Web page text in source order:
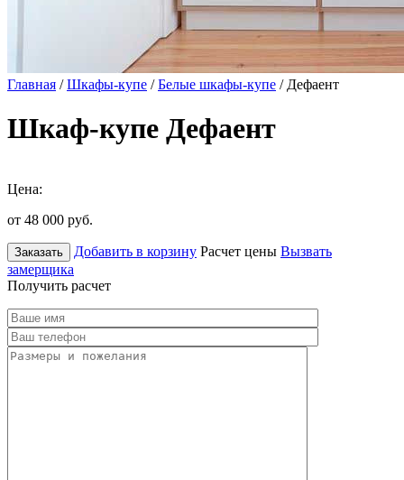
Главная /Шкафы-купе /Белые шкафы-купе / Дефаент
Шкаф-купе Дефаент
Цена:
от 48 000 руб.
Заказать Добавить в корзину Расчет цены Вызвать
замерщика
Получить расчет